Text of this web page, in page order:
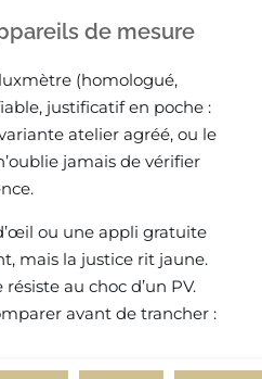
de mesure
(homologué,
justificatif en poche :
atelier agréé, ou le
jamais de vérifier
ou une appli gratuite
mais la justice rit jaune.
au choc d’un PV.
avant de trancher :